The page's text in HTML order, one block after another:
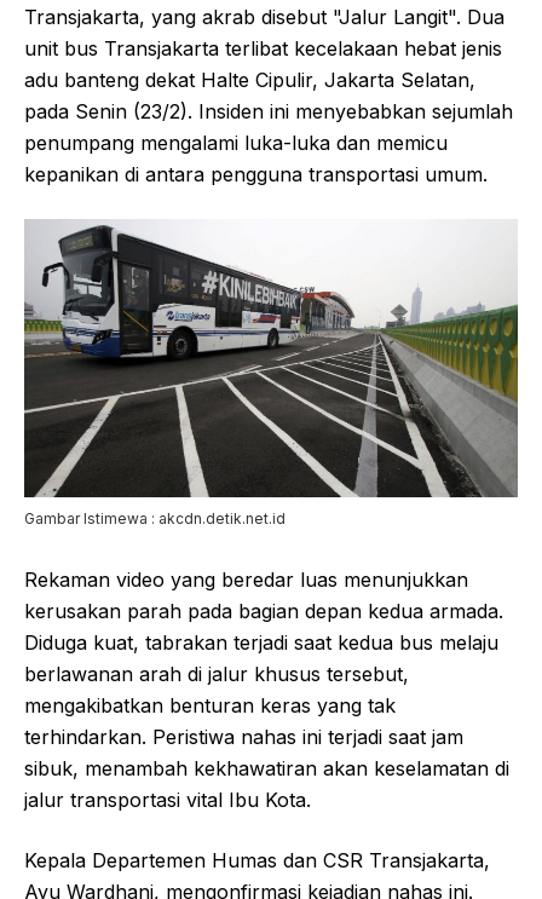
Transjakarta, yang akrab disebut "Jalur Langit". Dua
unit bus Transjakarta terlibat kecelakaan hebat jenis
adu banteng dekat Halte Cipulir, Jakarta Selatan,
pada Senin (23/2). Insiden ini menyebabkan sejumlah
penumpang mengalami luka-luka dan memicu
kepanikan di antara pengguna transportasi umum.
Gambar Istimewa : akcdn.detik.net.id
Rekaman video yang beredar luas menunjukkan
kerusakan parah pada bagian depan kedua armada.
Diduga kuat, tabrakan terjadi saat kedua bus melaju
berlawanan arah di jalur khusus tersebut,
mengakibatkan benturan keras yang tak
terhindarkan. Peristiwa nahas ini terjadi saat jam
sibuk, menambah kekhawatiran akan keselamatan di
jalur transportasi vital Ibu Kota.
Kepala Departemen Humas dan CSR Transjakarta,
Ayu Wardhani, mengonfirmasi kejadian nahas ini.